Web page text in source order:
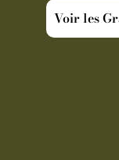
Voir les